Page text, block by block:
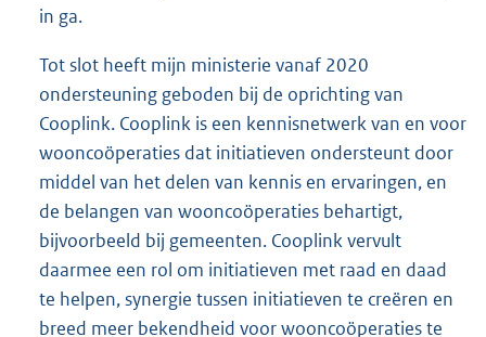
in ga.
Tot slot heeft mijn ministerie vanaf 2020
ondersteuning geboden bij de oprichting van
Cooplink. Cooplink is een kennisnetwerk van en voor
wooncoöperaties dat initiatieven ondersteunt door
middel van het delen van kennis en ervaringen, en
de belangen van wooncoöperaties behartigt,
bijvoorbeeld bij gemeenten. Cooplink vervult
daarmee een rol om initiatieven met raad en daad
te helpen, synergie tussen initiatieven te creëren en
breed meer bekendheid voor wooncoöperaties te